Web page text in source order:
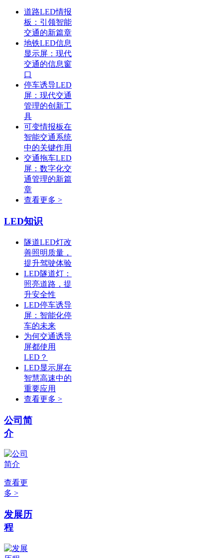
道路LED情报
板：引领智能
交通的新篇章
地铁LED信息
显示屏：现代
交通的信息窗
口
停车诱导LED
屏：现代交通
管理的创新工
具
可变情报板在
智能交通系统
中的关键作用
交通拖车LED
屏：数字化交
通管理的新篇
章
查看更多 >
LED知识
隧道LED灯改
善照明质量，
提升驾驶体验
LED隧道灯：
照亮道路，提
升安全性
LED停车诱导
屏：智能化停
车的未来
为何交通诱导
屏都使用
LED？
LED显示屏在
智慧高速中的
重要应用
查看更多 >
公司简
介
查看更
多 >
发展历
程